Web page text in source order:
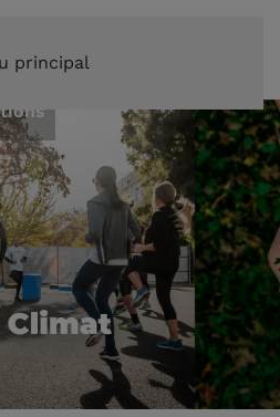
principal